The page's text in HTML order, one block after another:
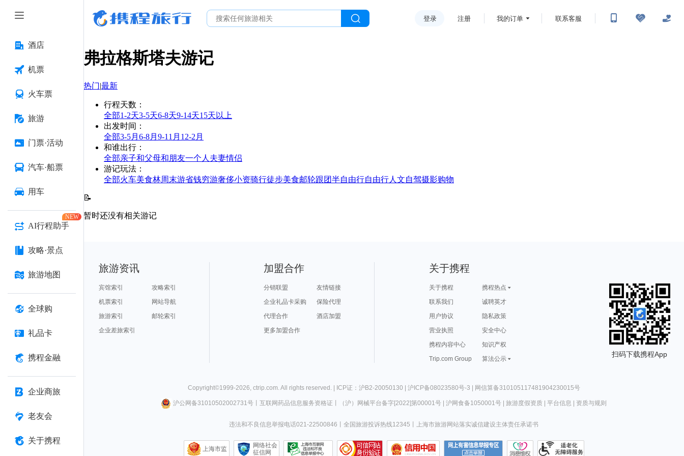
酒店
机票
火车票
旅游
门票·活动
汽车·船票
用车
AI行程助手
NEW
攻略·景点
旅游地图
全球购
礼品卡
携程金融
企业商旅
老友会
关于携程
登录 注册 我的订单 联系客服
弗拉格斯塔夫游记
热门|最新
行程天数 ：
全部1-2天3-5天6-8天9-14天15天以上
出发时间 ：
全部3-5月 6-8月 9-11月 12-2月
和谁出行 ：
全部亲子和父母和朋友一个人 夫妻情侣
游记玩法 ：
全部火车美食林周末游省钱穷游奢侈小资骑行徒步美食邮轮跟团半自由行自由行人文自驾摄影购物
📝
暂时还没有相关游记
旅游资讯
宾馆索引
攻略索引
机票索引
网站导航
旅游索引
邮轮索引
企业差旅索引
加盟合作
分销联盟
友情链接
企业礼品卡采购
保险代理
代理合作
酒店加盟
更多加盟合作
关于携程
关于携程
携程热点
联系我们
诚聘英才
用户协议
隐私政策
营业执照
安全中心
携程内容中心
知识产权
Trip.com Group
算法公示
扫码下载携程App
Copyright©1999-2026, ctrip.com. All rights reserved. | ICP证：沪B2-20050130 | 沪ICP备08023580号-3 | 网信算备310105117481904230015号
沪公网备31010502002731号丨 互联网药品信息服务资格证 （沪）网械平台备字[2022]第00001号| 沪网食备1050001号| 旅游度假资质| 平台信息 资质与规则
违法和不良信息举报电话021-22500846 全国旅游投诉热线12345 上海市旅游网站落实诚信建设主体责任承诺书
上海市监
网络社会
征信网